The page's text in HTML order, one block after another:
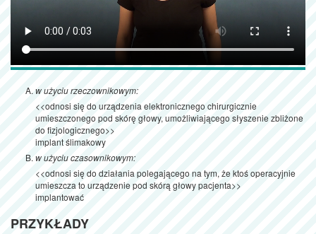
w użyciu rzeczownikowym:
<<odnosi się do urządzenia elektronicznego chirurgicznie
umieszczonego pod skórę głowy, umożliwiającego słyszenie zbliżone
do fizjologicznego>>
implant ślimakowy
w użyciu czasownikowym:
<<odnosi się do działania polegającego na tym, że ktoś operacyjnie
umieszcza to urządzenie pod skórą głowy pacjenta>>
implantować
PRZYKŁADY